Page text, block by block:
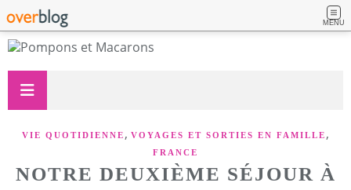
MENU
VIE QUOTIDIENNE , VOYAGES ET SORTIES EN FAMILLE ,
FRANCE
NOTRE DEUXIÈME SÉJOUR À